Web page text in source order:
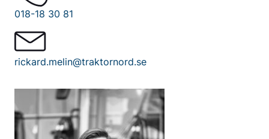
018-18 30 81
rickard.melin@traktornord.se